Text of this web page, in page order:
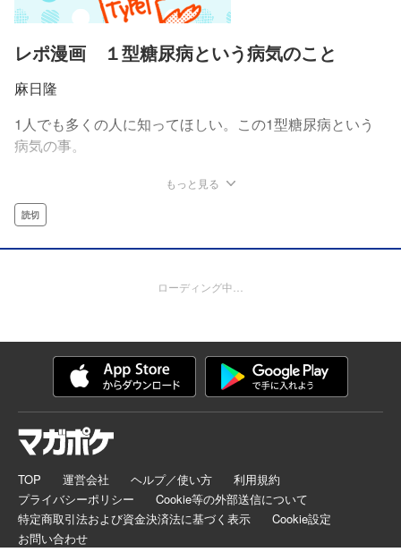
レポ漫画 １型糖尿病という病気のこと
麻日隆
1人でも多くの人に知ってほしい。この1型糖尿病という
病気の事。
もっと見る
読切
ローディング中…
TOP 運営会社 ヘルプ／使い方
利用規約
プライバシーポリシー
Cookie等の外部送信について
特定商取引法および資金決済法に基づく表示
Cookie設定
お問い合わせ